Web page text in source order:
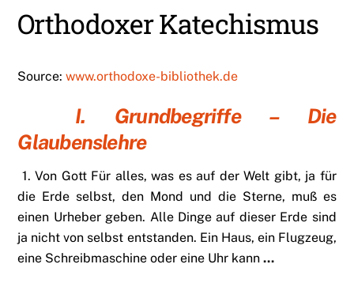
Orthodoxer Katechismus
Source: www.orthodoxe-bibliothek.de
I. Grundbegriffe – Die
Glaubenslehre
1. Von Gott Für alles, was es auf der Welt gibt, ja für
die Erde selbst, den Mond und die Sterne, muß es
einen Urheber geben. Alle Dinge auf dieser Erde sind
ja nicht von selbst entstanden. Ein Haus, ein Flugzeug,
eine Schreibmaschine oder eine Uhr kann…